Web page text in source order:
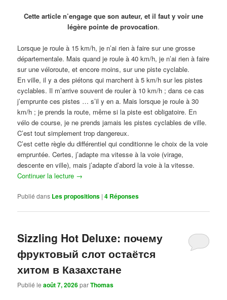
Cette article n’engage que son auteur, et il faut y voir une
légère pointe de provocation.
Lorsque je roule à 15 km/h, je n’ai rien à faire sur une grosse
départementale. Mais quand je roule à 40 km/h, je n’ai rien à faire
sur une véloroute, et encore moins, sur une piste cyclable.
En ville, il y a des piétons qui marchent à 5 km/h sur les pistes
cyclables. Il m’arrive souvent de rouler à 10 km/h ; dans ce cas
j’emprunte ces pistes … s’il y en a. Mais lorsque je roule à 30
km/h ; je prends la route, même si la piste est obligatoire. En
vélo de course, je ne prends jamais les pistes cyclables de ville.
C’est tout simplement trop dangereux.
C’est cette règle du différentiel qui conditionne le choix de la voie
empruntée. Certes, j’adapte ma vitesse à la voie (virage,
descente en ville), mais j’adapte d’abord la voie à la vitesse.
Continuer la lecture →
Publié dans Les propositions |4 Réponses
Sizzling Hot Deluxe: почему
фруктовый слот остаётся
хитом в Казахстане
Publié leaoût 7, 2026parThomas